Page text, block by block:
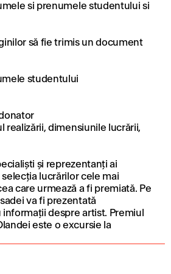
si prenumele studentului si
să fie trimis un document
studentului
realizării, dimensiunile lucrării,
și reprezentanți ai
lucrărilor cele mai
care urmează a fi premiată. Pe
va fi prezentată
despre artist. Premiul
este o excursie la